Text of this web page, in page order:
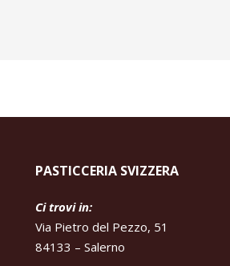
PASTICCERIA SVIZZERA
Ci trovi in:
Via Pietro del Pezzo, 51
84133 – Salerno